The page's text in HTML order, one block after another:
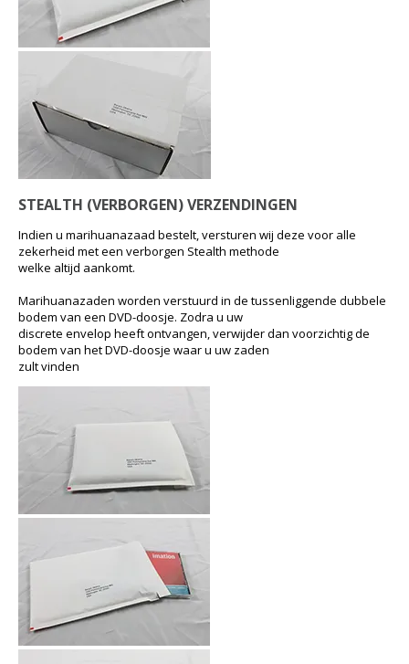
STEALTH (VERBORGEN) VERZENDINGEN
Indien u marihuanazaad bestelt, versturen wij deze voor alle
zekerheid met een verborgen Stealth methode
welke altijd aankomt.
Marihuanazaden worden verstuurd in de tussenliggende dubbele
bodem van een DVD-doosje. Zodra u uw
discrete envelop heeft ontvangen, verwijder dan voorzichtig de
bodem van het DVD-doosje waar u uw zaden
zult vinden